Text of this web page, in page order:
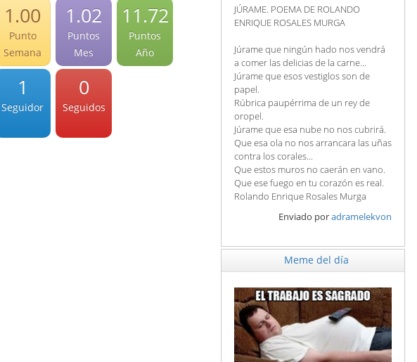
1.00
Punto
Semana
1.02
Puntos
Mes
11.72
Puntos
Año
1
Seguidor
0
Seguidos
JÚRAME. POEMA DE ROLANDO
ENRIQUE ROSALES MURGA
Júrame que ningún hado nos vendrá
a comer las delicias de la carne...
Júrame que esos vestiglos son de
papel.
Rúbrica paupérrima de un rey de
oropel.
Júrame que esa nube no nos cubrirá.
Que esa ola no nos arrancara las uñas
contra los corales...
Que estos muros no caerán en vano.
Que ese fuego en tu corazón es real.
Rolando Enrique Rosales Murga
Enviado poradramelekvon
Meme del día